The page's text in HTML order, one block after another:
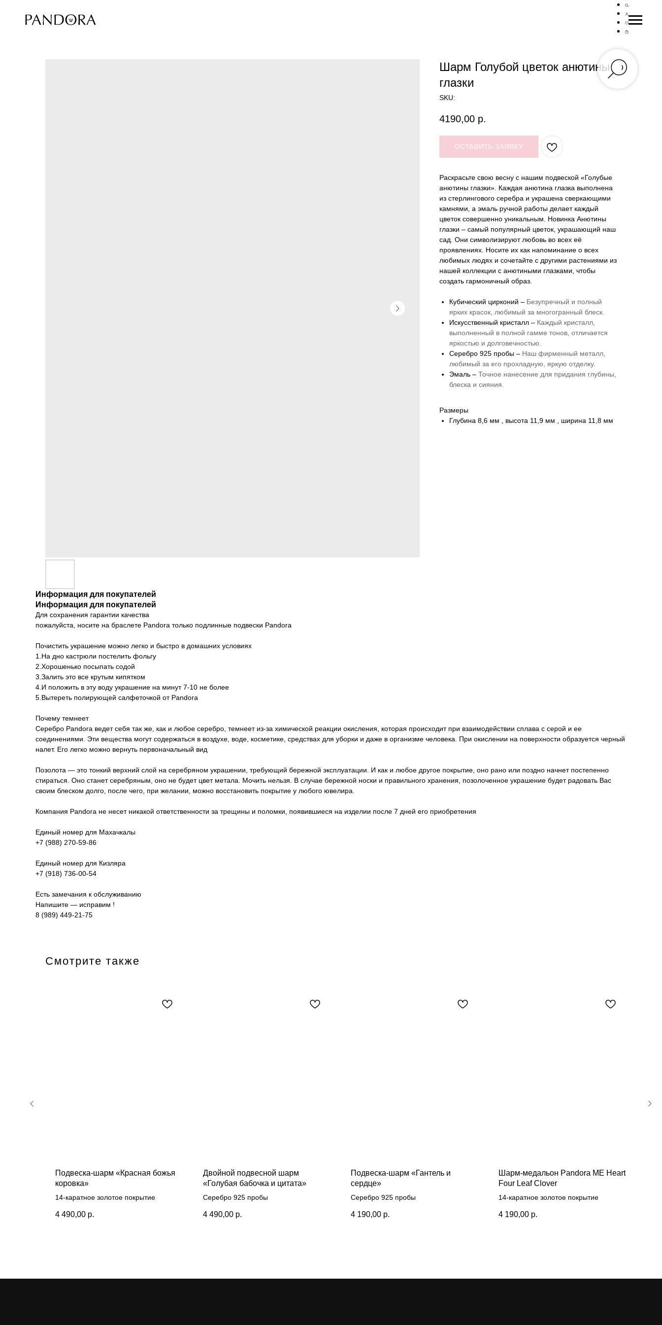
Шарм Голубой цветок анютины
глазки
SKU:
4190,00 р.
ОСТАВИТЬ ЗАЯВКУ
Раскрасьте свою весну с нашим подвеской «Голубые
анютины глазки». Каждая анютина глазка выполнена
из стерлингового серебра и украшена сверкающими
камнями, а эмаль ручной работы делает каждый
цветок совершенно уникальным. Новинка Анютины
глазки – самый популярный цветок, украшающий наш
сад. Они символизируют любовь во всех её
проявлениях. Носите их как напоминание о всех
любимых людях и сочетайте с другими растениями из
нашей коллекции с анютиными глазками, чтобы
создать гармоничный образ.
Кубический цирконий – Безупречный и полный
ярких красок, любимый за многогранный блеск.
Искусственный кристалл – Каждый кристалл,
выполненный в полной гамме тонов, отличается
яркостью и долговечностью.
Серебро 925 пробы – Наш фирменный металл,
любимый за его прохладную, яркую отделку.
Эмаль – Точное нанесение для придания глубины,
блеска и сияния.
Размеры
Глубина 8,6 мм , высота 11,9 мм , ширина 11,8 мм
Информация для покупателей
Информация для покупателей
Для сохранения гарантии качества
пожалуйста, носите на браслете Pandora только подлинные подвески Pandora
Почистить украшение можно легко и быстро в домашних условиях
1.На дно кастрюли постелить фольгу
2.Хорошенько посыпать содой
3.Залить это все крутым кипятком
4.И положить в эту воду украшение на минут 7-10 не более
5.Вытереть полирующей салфеточкой от Pandora
Почему темнеет
Серебро Pandora ведет себя так же, как и любое серебро, темнеет из-за химической реакции окисления, которая происходит при взаимодействии сплава с серой и ее
соединениями. Эти вещества могут содержаться в воздухе, воде, косметике, средствах для уборки и даже в организме человека. При окислении на поверхности образуется черный
налет. Его легко можно вернуть первоначальный вид
Позолота — это тонкий верхний слой на серебряном украшении, требующий бережной эксплуатации. И как и любое другое покрытие, оно рано или поздно начнет постепенно
стираться. Оно станет серебряным, оно не будет цвет метала. Мочить нельзя. В случае бережной носки и правильного хранения, позолоченное украшение будет радовать Вас
своим блеском долго, после чего, при желании, можно восстановить покрытие у любого ювелира.
Компания Pandora не несет никакой ответственности за трещины и поломки, появившиеся на изделии после 7 дней его приобретения
Единый номер для Махачкалы
+7 (988) 270-59-86
Единый номер для Кизляра
+7 (918) 736-00-54
Есть замечания к обслуживанию
Напишите — исправим !
8 (989) 449-21-75
Смотрите также
Подвеска-шарм «Красная божья
коровка»
14-каратное золотое покрытие
4 490,00 р.
Двойной подвесной шарм
«Голубая бабочка и цитата»
Серебро 925 пробы
4 490,00 р.
Подвеска-шарм «Гантель и
сердце»
Серебро 925 пробы
4 190,00 р.
Шарм-медальон Pandora ME Heart
Four Leaf Clover
14-каратное золотое покрытие
4 190,00 р.